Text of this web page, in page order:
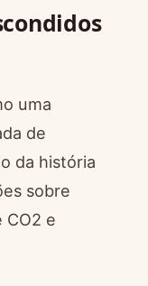
uma
de
da história
sobre
CO2 e